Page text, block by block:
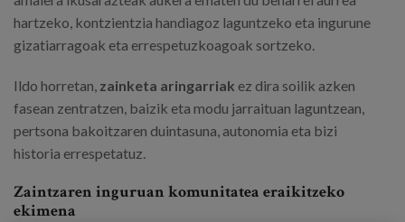
hartzeko, kontzientzia handiagoz laguntzeko eta ingurune
gizatiarragoak eta errespetuzkoagoak sortzeko.
Ildo horretan, zainketa aringarriak ez dira soilik azken
fasean zentratzen, baizik eta modu jarraituan laguntzean,
pertsona bakoitzaren duintasuna, autonomia eta bizi
historia errespetatuz.
Zaintzaren inguruan komunitatea eraikitzeko
ekimena